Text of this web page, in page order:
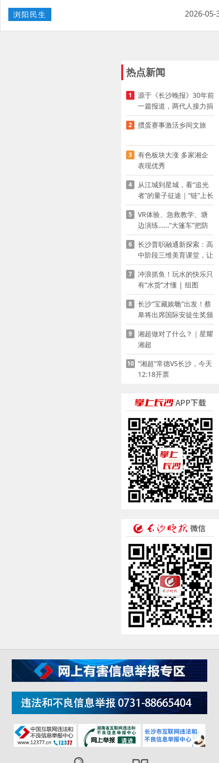
浏阳民生 2026-05-
热点新闻
1
源于《长沙晚报》30年前
一篇报道，两代人接力捐
资助学
2 掼蛋赛事激活乡间文旅
3
有色板块大涨 多家湘企
表现优秀
4
从江城到星城，看“追光
者”的量子征途｜“链”上长
沙 “才”够硬核
5
VR体验、急救教学、塘
边演练……“大篷车”把防
溺水课堂搬到乡村青少年
家门口
6
长沙普职融通新探索：高
中阶段三维美育课堂，让
少年向美而生
7
冲浪抓鱼！玩水的快乐只
有“水货”才懂 | 组图
8
长沙“宝藏娭毑”出发！蔡
皋将出席国际安徒生奖颁
奖典礼并领奖
9
湘超做对了什么？｜星耀
湘超
10 “湘超”常德VS长沙，今天
12:18开票